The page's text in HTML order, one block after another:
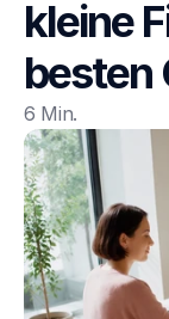
kleine
besten
6 Min.